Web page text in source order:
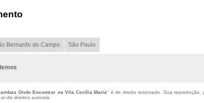
Bernardo do Campo São Paulo
Onde Encontrar na Vila Cecília Maria" é de direito reservado. Sua reprodução,
de direitos autorais